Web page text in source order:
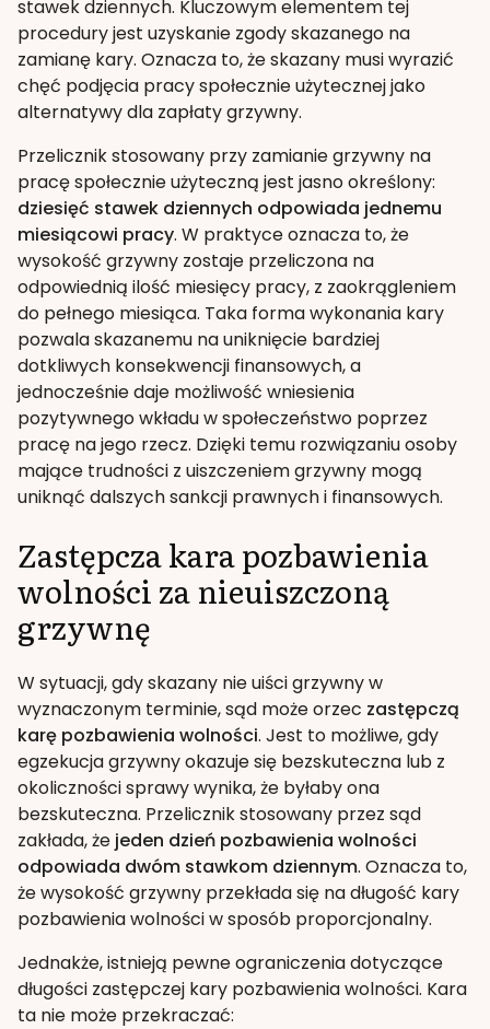
stawek dziennych. Kluczowym elementem tej
procedury jest uzyskanie zgody skazanego na
zamianę kary. Oznacza to, że skazany musi wyrazić
chęć podjęcia pracy społecznie użytecznej jako
alternatywy dla zapłaty grzywny.
Przelicznik stosowany przy zamianie grzywny na
pracę społecznie użyteczną jest jasno określony:
dziesięć stawek dziennych odpowiada jednemu
miesiącowi pracy. W praktyce oznacza to, że
wysokość grzywny zostaje przeliczona na
odpowiednią ilość miesięcy pracy, z zaokrągleniem
do pełnego miesiąca. Taka forma wykonania kary
pozwala skazanemu na uniknięcie bardziej
dotkliwych konsekwencji finansowych, a
jednocześnie daje możliwość wniesienia
pozytywnego wkładu w społeczeństwo poprzez
pracę na jego rzecz. Dzięki temu rozwiązaniu osoby
mające trudności z uiszczeniem grzywny mogą
uniknąć dalszych sankcji prawnych i finansowych.
Zastępcza kara pozbawienia
wolności za nieuiszczoną
grzywnę
W sytuacji, gdy skazany nie uiści grzywny w
wyznaczonym terminie, sąd może orzec zastępczą
karę pozbawienia wolności. Jest to możliwe, gdy
egzekucja grzywny okazuje się bezskuteczna lub z
okoliczności sprawy wynika, że byłaby ona
bezskuteczna. Przelicznik stosowany przez sąd
zakłada, że jeden dzień pozbawienia wolności
odpowiada dwóm stawkom dziennym. Oznacza to,
że wysokość grzywny przekłada się na długość kary
pozbawienia wolności w sposób proporcjonalny.
Jednakże, istnieją pewne ograniczenia dotyczące
długości zastępczej kary pozbawienia wolności. Kara
ta nie może przekraczać: